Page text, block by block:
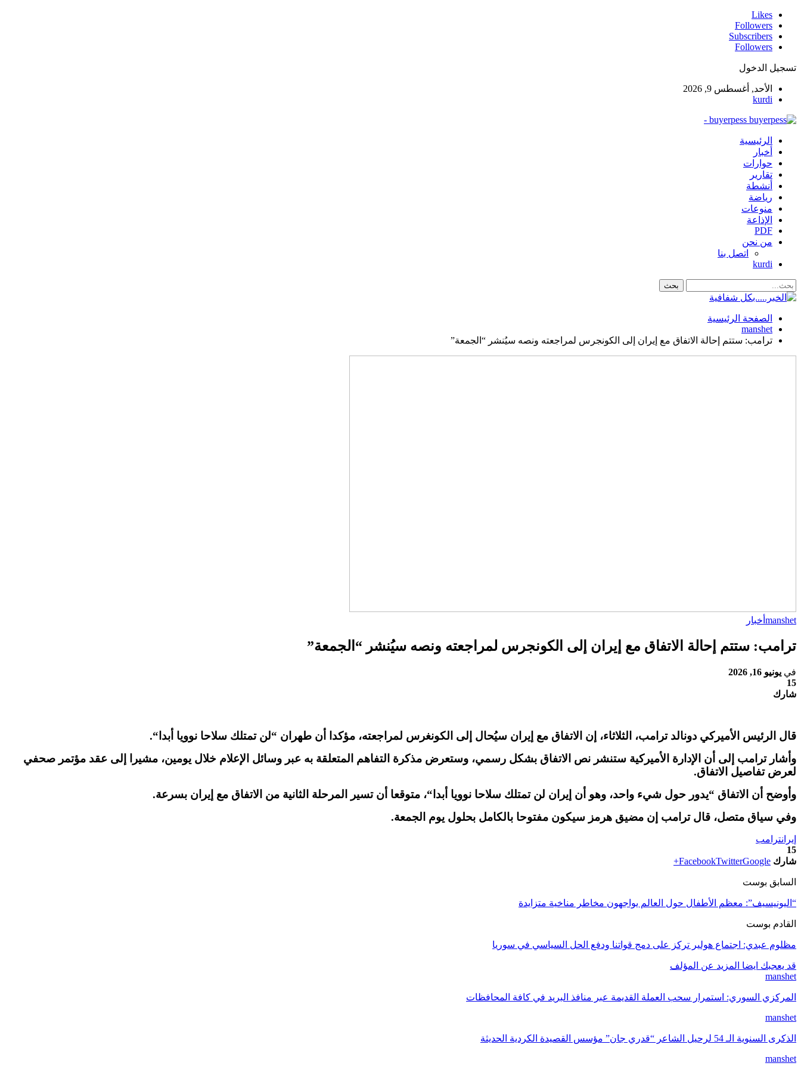
Likes
Followers
Subscribers
Followers
تسجيل الدخول
الأحد, أغسطس 9, 2026
kurdi
buyerpess -
الرئيسية
أخبار
حوارات
تقارير
أنشطة
رياضة
منوعات
الإذاعة
PDF
من نحن
اتصل بنا
kurdi
الصفحة الرئيسية
manshet
ترامب: ستتم إحالة الاتفاق مع إيران إلى الكونجرس لمراجعته ونصه سيُنشر “الجمعة”
manshet أخبار
ترامب: ستتم إحالة الاتفاق مع إيران إلى الكونجرس لمراجعته ونصه سيُنشر “الجمعة”
في يونيو 16, 2026
15
شارك
قال الرئيس الأميركي دونالد ترامب، الثلاثاء، إن الاتفاق مع إيران سيُحال إلى الكونغرس لمراجعته، مؤكدا أن طهران “لن تمتلك سلاحا نوويا أبدا “.
وأشار ترامب إلى أن الإدارة الأميركية ستنشر نص الاتفاق بشكل رسمي، وستعرض مذكرة التفاهم المتعلقة به عبر وسائل الإعلام خلال يومين، مشيرا إلى عقد مؤتمر صحفي
لعرض تفاصيل الاتفاق.
وأوضح أن الاتفاق “يدور حول شيء واحد، وهو أن إيران لن تمتلك سلاحا نوويا أبدا “، متوقعا أن تسير المرحلة الثانية من الاتفاق مع إيران بسرعة.
وفي سياق متصل، قال ترامب إن مضيق هرمز سيكون مفتوحا بالكامل بحلول يوم الجمعة.
إيرانترامب
15
شارك
FacebookTwitterGoogle+
السابق بوست
“اليونيسيف”: معظم الأطفال حول العالم يواجهون مخاطر مناخية متزايدة
القادم بوست
مظلوم عبدي: اجتماع هولير تركز على دمج قواتنا ودفع الحل السياسي في سوريا
قد يعجبك ايضا المزيد عن المؤلف
manshet
المركزي السوري: استمرار سحب العملة القديمة عبر منافذ البريد في كافة المحافظات
manshet
الذكرى السنوية الـ 54 لرحيل الشاعر “قدري جان” مؤسس القصيدة الكردية الحديثة
manshet